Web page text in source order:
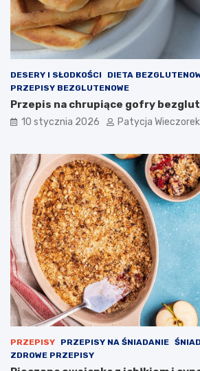
DESERY I SŁODKOŚCI DIETA
PRZEPISY BEZGLUTENOWE
Przepis na chrupiące gofry
10 stycznia 2026 Patycja Wieczorek
PRZEPISY PRZEPISY NA ŚNIADANIE
ZDROWE PRZEPISY